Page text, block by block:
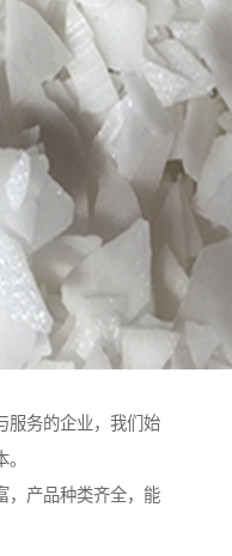
服务的企业，我们始
，产品种类齐全，能